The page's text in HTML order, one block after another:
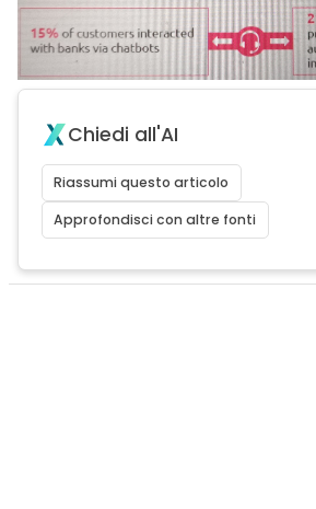
Chiedi all'AI
Riassumi questo articolo
Approfondisci con altre fonti